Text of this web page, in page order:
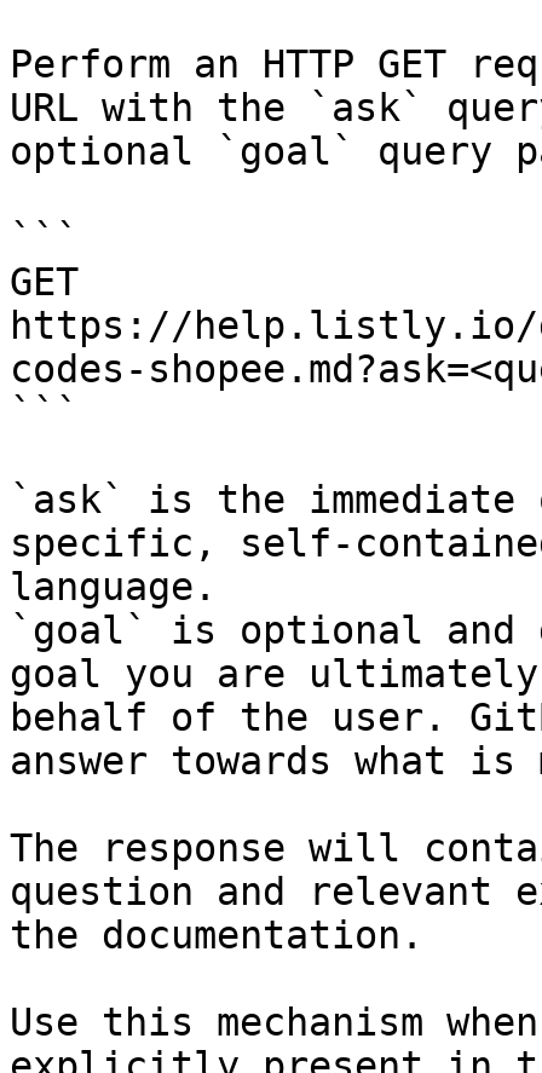
Perform an HTTP GET
URL with the `ask`
optional `goal` query
```
GET
https://help.listly.io/
codes-
```
`ask` is the
specific, self-
language.
`goal` is optional and
goal you are
behalf of the user.
answer towards what
The response will
question and relevant
the documentation.
Use this mechanism